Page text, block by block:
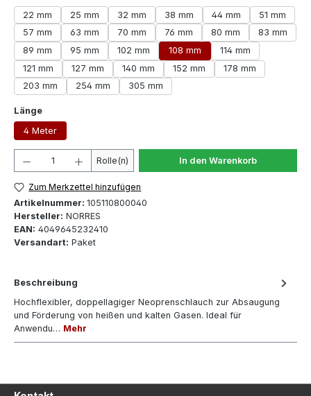
22 mm
25 mm 32 mm 38 mm 44 mm
51 mm
57 mm
63 mm 70 mm 76 mm 80 mm
83 mm
89 mm
95 mm 102 mm 108 mm
114 mm
121 mm
127 mm 140 mm 152 mm
178 mm
203 mm
254 mm 305 mm
Längeauswählen
4 Meter
Produkt Anzahl: Gib den gewünschten Wert ein
Rolle(n) In den Warenkorb
Zum Merkzettel hinzufügen
Artikelnummer: 105110800040
Hersteller: NORRES
EAN: 4049645232410
Versandart: Paket
Beschreibung
Hochflexibler, doppellagiger Neoprenschlauch zur Absaugung
und Förderung von heißen und kalten Gasen. Ideal für
Anwendu… Mehr